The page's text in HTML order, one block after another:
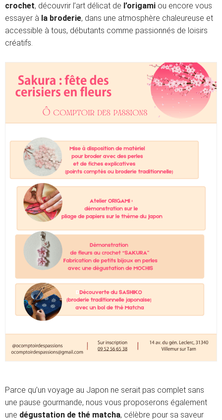
crochet, découvrir l’art délicat de l’origami ou encore vous
essayer à la broderie, dans une atmosphère chaleureuse et
accessible à tous, débutants comme passionnés de loisirs
créatifs.
Parce qu’un voyage au Japon ne serait pas complet sans
une pause gourmande, nous vous proposerons également
une dégustation de thé matcha, célèbre pour sa saveur